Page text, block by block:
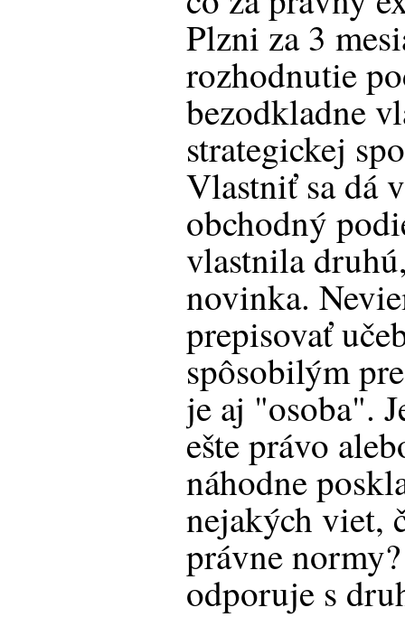
Plzni za 3
rozhodnutie
bezodkladne
strategickej
Vlastniť sa dá
obchodný
vlastnila
novinka.
prepisovať
spôsobilým
je aj "osoba".
ešte právo
náhodne
nejakých viet,
právne
odporuje s